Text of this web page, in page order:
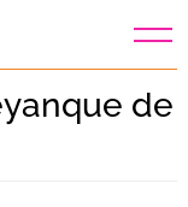
de